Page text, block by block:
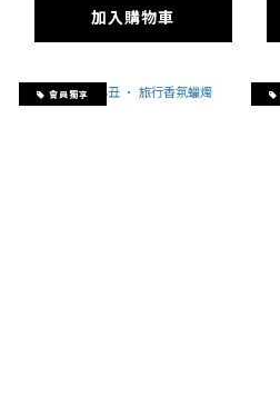
加入購物車
會員獨享